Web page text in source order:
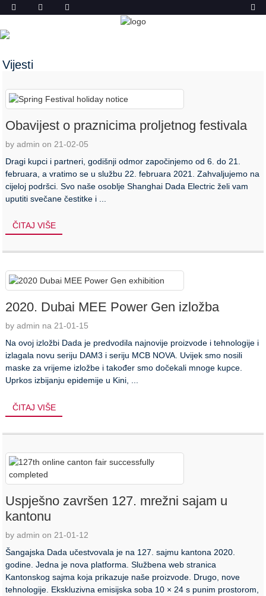
VIJESTI
Vijesti
Obavijest o praznicima proljetnog festivala
by admin on 21-02-05
Dragi kupci i partneri, godišnji odmor započinjemo od 6. do 21.
februara, a vratimo se u službu 22. februara 2021. Zahvaljujemo na
cijeloj podršci. Svo naše osoblje Shanghai Dada Electric želi vam
uputiti svečane čestitke i ...
ČITAJ VIŠE
2020. Dubai MEE Power Gen izložba
by admin na 21-01-15
Na ovoj izložbi Dada je predvodila najnovije proizvode i tehnologije i
izlagala novu seriju DAM3 i seriju MCB NOVA. Uvijek smo nosili
maske za vrijeme izložbe i također smo dočekali mnoge kupce.
Uprkos izbijanju epidemije u Kini, ...
ČITAJ VIŠE
Uspješno završen 127. mrežni sajam u
kantonu
by admin on 21-01-12
Šangajska Dada učestvovala je na 127. sajmu kantona 2020.
godine. Jedna je nova platforma. Službena web stranica
Kantonskog sajma koja prikazuje naše proizvode. Drugo, nove
tehnologije. Ekskluzivna emisijska soba 10 × 24 s punim prostorom,